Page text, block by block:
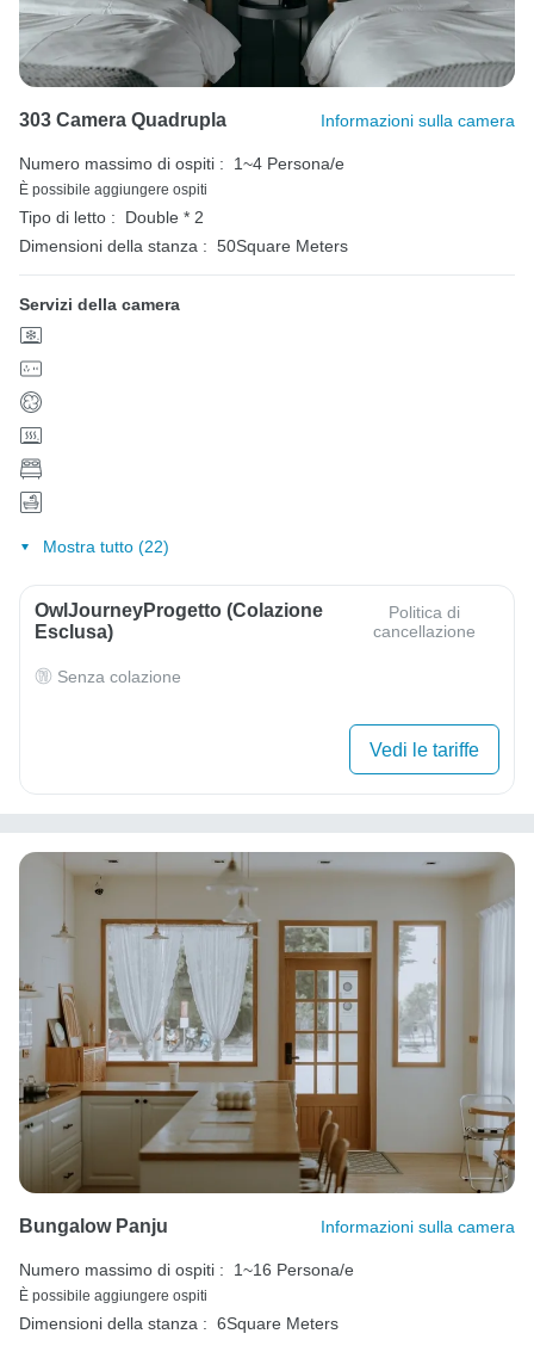
303 Camera Quadrupla Informazioni sulla camera
Numero massimo di ospiti : 1~4 Persona/e
È possibile aggiungere ospiti
Tipo di letto :
Double * 2
Dimensioni della stanza : 50Square Meters
Servizi della camera
Mostra tutto (22)
OwlJourneyProgetto (colazione
Esclusa)
Politica di
cancellazione
Senza colazione
Vedi le tariffe
Bungalow Panju Informazioni sulla camera
Numero massimo di ospiti : 1~16 Persona/e
È possibile aggiungere ospiti
Dimensioni della stanza : 6Square Meters